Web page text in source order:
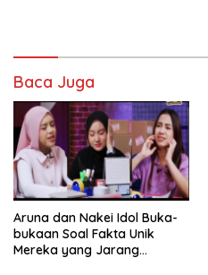
Baca Juga
Aruna dan Nakei Idol Buka-
bukaan Soal Fakta Unik
Mereka yang Jarang